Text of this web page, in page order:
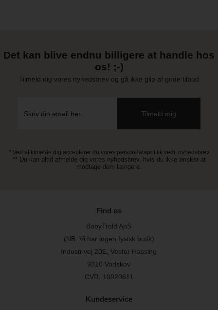
Det kan blive endnu billigere at handle hos
os! ;-)
Tilmeld dig vores nyhedsbrev og gå ikke glip af gode tilbud
* Ved at tilmelde dig accepterer du vores persondatapolitik vedr. nyhedsbrev
** Du kan altid afmelde dig vores nyhedsbrev, hvis du ikke ønsker at
modtage dem længere.
Find os
BabyTrold ApS
(NB. Vi har ingen fysisk butik)
Industrivej 20E, Vester Hassing
9310 Vodskov
CVR: 10020611
Kundeservice